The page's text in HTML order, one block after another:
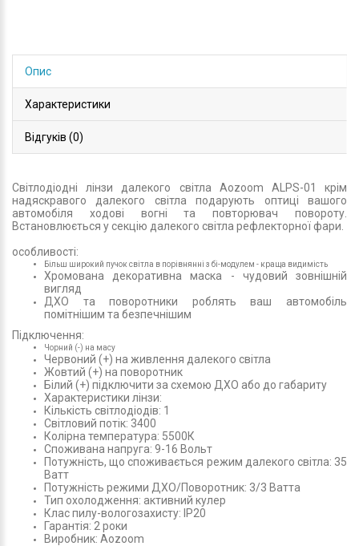
Опис
Характеристики
Відгуків (0)
Світлодіодні лінзи далекого світла Aozoom ALPS-01 крім
надяскравого далекого світла подарують оптиці вашого
автомобіля ходові вогні та повторювач повороту.
Встановлюється у секцію далекого світла рефлекторної фари.
особливості:
Більш широкий пучок світла в порівнянні з бі-модулем - краща видимість
Хромована декоративна маска - чудовий зовнішній
вигляд
ДХО та поворотники роблять ваш автомобіль
помітнішим та безпечнішим
Підключення:
Чорний (-) на масу
Червоний (+) на живлення далекого світла
Жовтий (+) на поворотник
Білий (+) підключити за схемою ДХО або до габариту
Характеристики лінзи:
Кількість світлодіодів: 1
Світловий потік: 3400
Колірна температура: 5500К
Споживана напруга: 9-16 Вольт
Потужність, що споживається режим далекого світла: 35
Ватт
Потужність режими ДХО/Поворотник: 3/3 Ватта
Тип охолодження: активний кулер
Клас пилу-вологозахисту: IP20
Гарантія: 2 роки
Виробник: Aozoom